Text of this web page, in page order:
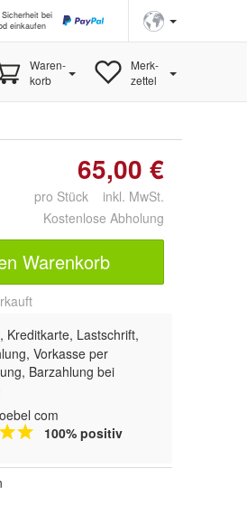
bei
einkaufen
Waren-
korb
Merk-
zettel
65,00 €
pro Stück inkl. MwSt.
Kostenlose Abholung
Warenkorb
, Kreditkarte, Lastschrift,
Vorkasse per
Barzahlung bei
com
100% positiv